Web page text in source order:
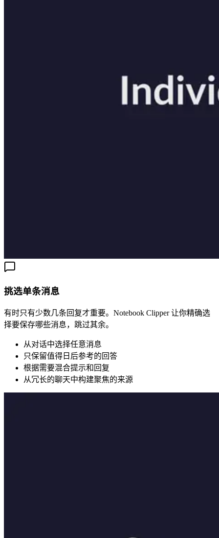
挑选单条消息
有时只有少数几条回复才重要。Notebook Clipper 让你精确选
择要保存哪些消息，跳过其余。
从对话中选择任意消息
只保留值得日后参考的回答
根据需要混合提示和回复
从冗长的聊天中构建聚焦的来源